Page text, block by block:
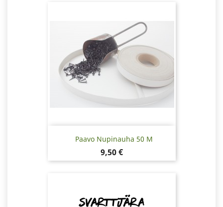
Paavo Nupinauha 50 M
Hinta
9,50 €